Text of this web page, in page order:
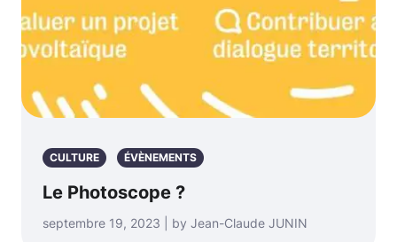
CULTURE ÉVÈNEMENTS
Le Photoscope ?
septembre 19, 2023 | by Jean-Claude JUNIN